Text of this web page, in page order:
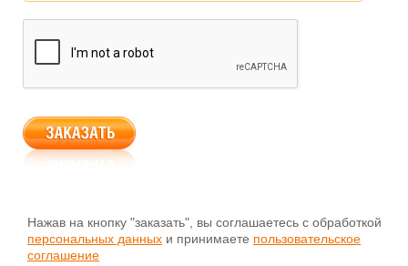
Нажав на кнопку "заказать", вы соглашаетесь с обработкой
персональных данных и принимаете пользовательское
соглашение